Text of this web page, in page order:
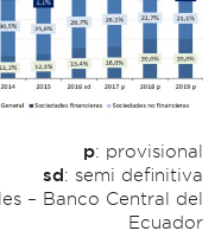
p: provisional
sd: semi definitiva
– Banco Central del
Ecuador